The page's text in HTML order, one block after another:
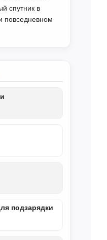
спутник в
повседневном
подзарядки